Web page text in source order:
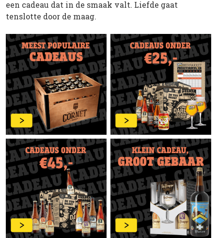
een cadeau dat in de smaak valt. Liefde gaat
tenslotte door de maag.